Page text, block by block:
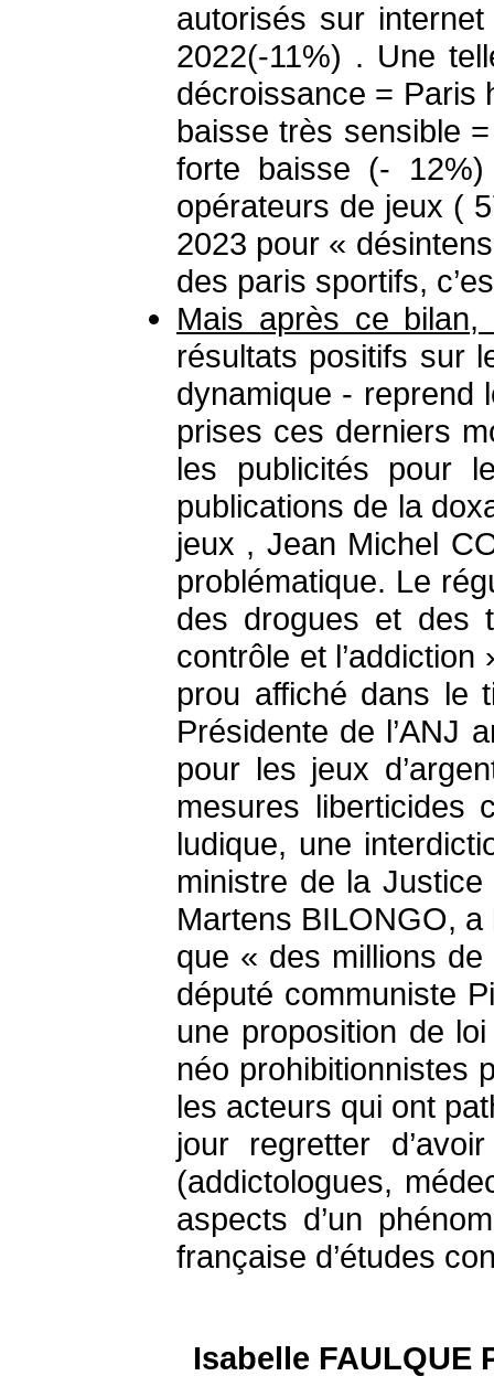
autorisés sur
2022(-11%) . Une
décroissance = Paris
baisse très sensible
forte baisse (-
opérateurs de jeux (
2023 pour «
des paris sportifs,
Mais après ce bilan,
résultats positifs sur
dynamique - reprend
prises ces derniers
les publicités pour
publications de la
jeux , Jean Michel
problématique. Le
des drogues et des
contrôle et
prou affiché dans le
Présidente de l’ANJ
pour les jeux
mesures liberticides
ludique, une
ministre de la
Martens BILONGO,
que « des millions
député communiste
une proposition de
néo prohibitionnistes
les acteurs qui ont
jour regretter
(addictologues,
aspects d’un
française d’études
Isabelle FAULQUE